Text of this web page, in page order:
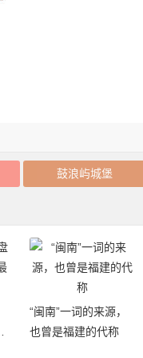
鼓浪屿城堡
“闽南”一词的来源，
也曾是福建的代称